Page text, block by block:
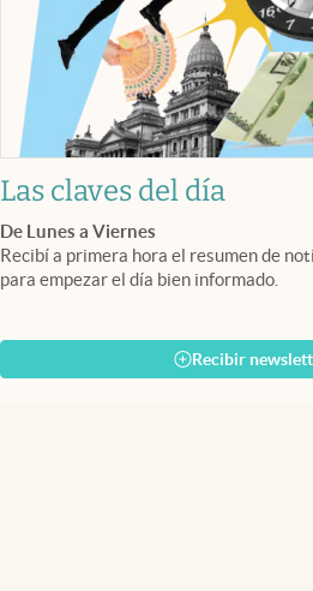
Las claves del día
De Lunes a Viernes
Recibí a primera hora el resumen de
para empezar el día bien informado.
Recibir